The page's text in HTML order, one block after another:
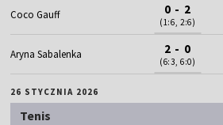
Coco Gauff 0 - 2
(1:6, 2:6)
Aryna Sabalenka 2 - 0
(6:3, 6:0)
26 STYCZNIA 2026
Tenis